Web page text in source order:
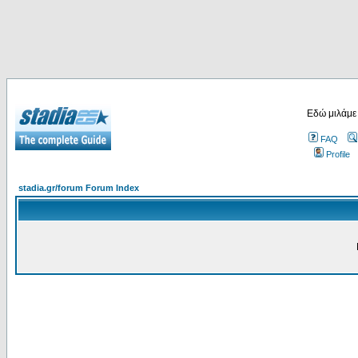
Εδώ
FAQ
Profile
stadia.gr/forum Forum Index